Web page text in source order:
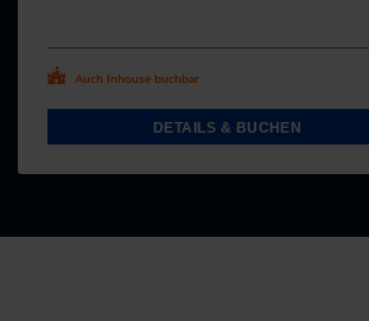
Auch Inhouse buchbar
DETAILS & BUCHEN